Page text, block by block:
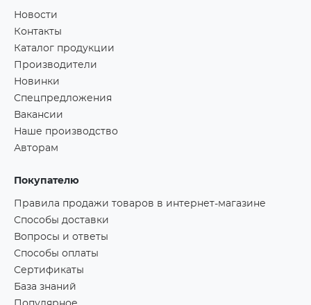
Новости
Контакты
Каталог продукции
Производители
Новинки
Спецпредложения
Вакансии
Наше производство
Авторам
Покупателю
Правила продажи товаров в интернет-магазине
Способы доставки
Вопросы и ответы
Способы оплаты
Сертификаты
База знаний